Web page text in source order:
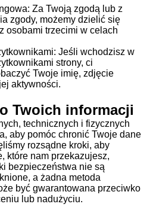
Za Twoją zgodą lub z
zgody, możemy dzielić się
osobami trzecimi w celach
Jeśli wchodzisz w
strony, ci
Twoje imię, zdjęcie
aktywności.
Twoich informacji
technicznych i fizycznych
aby pomóc chronić Twoje dane
rozsądne kroki, aby
które nam przekazujesz,
bezpieczeństwa nie są
a żadna metoda
być gwarantowana przeciwko
lub nadużyciu.